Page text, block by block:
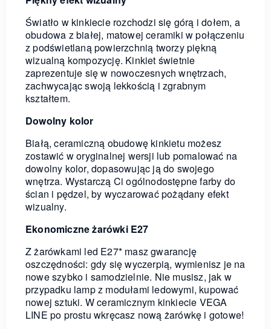
Światło w kinkiecie rozchodzi się górą i dołem, a
obudowa z białej, matowej ceramiki w połączeniu
z podświetlaną powierzchnią tworzy piękną
wizualną kompozycję. Kinkiet świetnie
zaprezentuje się w nowoczesnych wnętrzach,
zachwycając swoją lekkością i zgrabnym
kształtem.
Dowolny kolor
Białą, ceramiczną obudowę kinkietu możesz
zostawić w oryginalnej wersji lub pomalować na
dowolny kolor, dopasowując ją do swojego
wnętrza. Wystarczą Ci ogólnodostępne farby do
ścian i pędzel, by wyczarować pożądany efekt
wizualny.
Ekonomiczne żarówki E27
Z żarówkami led E27* masz gwarancję
oszczędności: gdy się wyczerpią, wymienisz je na
nowe szybko i samodzielnie. Nie musisz, jak w
przypadku lamp z modułami ledowymi, kupować
nowej sztuki. W ceramicznym kinkiecie VEGA
LINE po prostu wkręcasz nową żarówkę i gotowe!